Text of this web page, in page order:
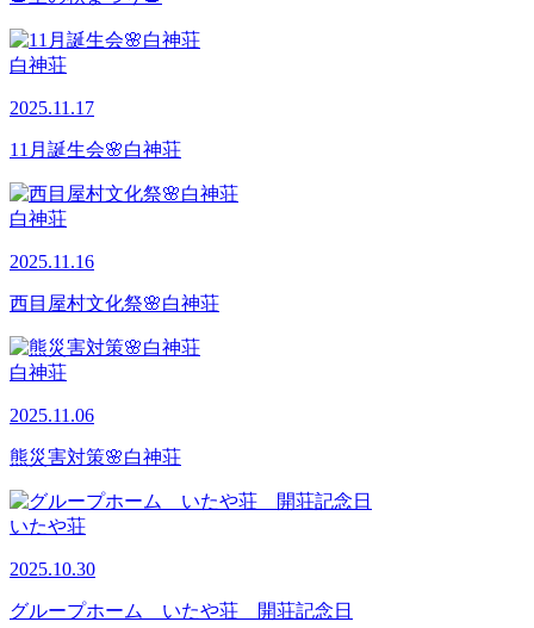
白神荘
2025.11.17
11月誕生会🌸白神荘
白神荘
2025.11.16
西目屋村文化祭🌸白神荘
白神荘
2025.11.06
熊災害対策🌸白神荘
いたや荘
2025.10.30
グループホーム いたや荘 開荘記念日